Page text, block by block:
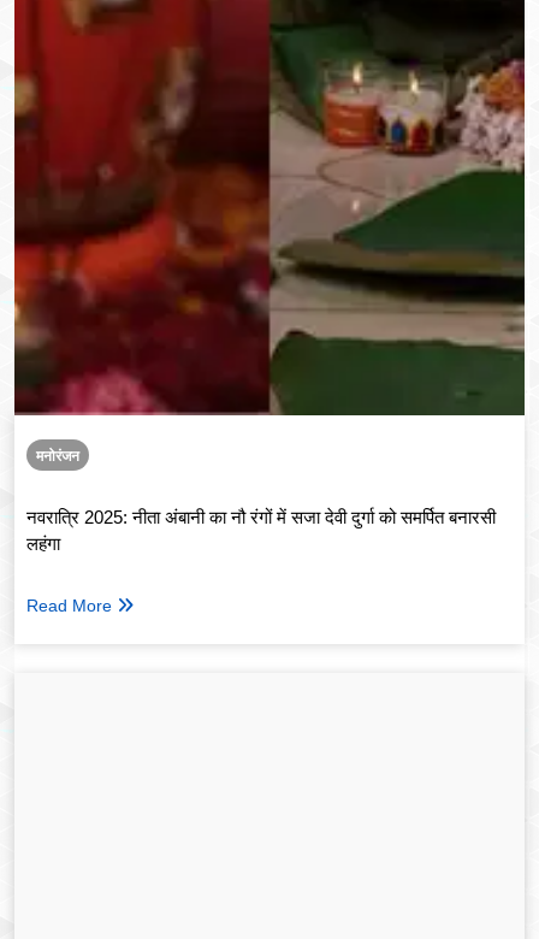
मनोरंजन
नवरात्रि 2025: नीता अंबानी का नौ रंगों में सजा देवी दुर्गा को समर्पित बनारसी
लहंगा
Read More